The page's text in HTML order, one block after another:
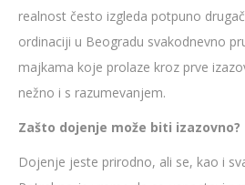
realnost često izgleda potpuno
ordinaciji u Beogradu svakodnevno
majkama koje prolaze kroz prve
nežno i s razumevanjem.
Zašto dojenje može biti izazovno?
Dojenje jeste prirodno, ali se, kao i